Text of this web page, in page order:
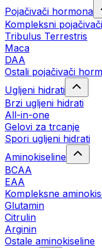
Pojačivači hormona
Kompleksni
Tribulus Terrestris
Maca
DAA
Ostali pojačivači
Ugljeni hidrati
Brzi ugljeni hidrati
All-in-one
Gelovi za trcanje
Spori ugljeni hidrati
Aminokiseline
BCAA
ЕАА
Kompleksne
Glutamin
Citrulin
Arginin
Ostale aminokiseline